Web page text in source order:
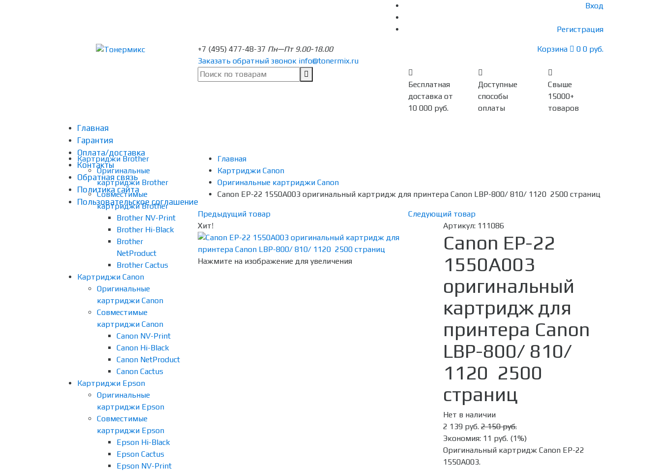
Вход
Регистрация
+7 (495) 477-48-37 Пн—Пт 9.00-18.00
Заказать обратный звонок info@tonermix.ru
Корзина 0 0 руб.
Бесплатная
доставка от
10 000 руб.
Доступные
способы
оплаты
Свыше
15000+
товаров
Главная
Гарантия
Оплата/доставка
Контакты
Обратная связь
Политика сайта
Пользовательское соглашение
Картриджи Brother
Оригинальные
картриджи Brother
Совместимые
картриджи Brother
Brother NV-Print
Brother Hi-Black
Brother
NetProduct
Brother Cactus
Картриджи Canon
Оригинальные
картриджи Canon
Совместимые
картриджи Canon
Canon NV-Print
Canon Hi-Black
Canon NetProduct
Canon Cactus
Картриджи Epson
Оригинальные
картриджи Epson
Совместимые
картриджи Epson
Epson Hi-Black
Epson Cactus
Epson NV-Print
Главная
Картриджи Canon
Оригинальные картриджи Canon
Canon EP-22 1550A003 оригинальный картридж для принтера Canon LBP-800/ 810/ 1120 2500 страниц
Предыдущий товар
Следующий товар
Хит!
Нажмите на изображение для увеличения
Артикул: 111086
Canon EP-22
1550A003
оригинальный
картридж для
принтера Canon
LBP-800/ 810/
1120 2500
страниц
Нет в наличии
2 139 руб. 2 150 руб.
Экономия: 11 руб.(1%)
Оригинальный картридж Canon EP-22
1550A003.